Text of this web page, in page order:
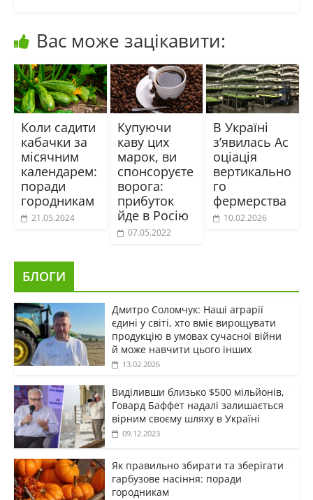
Вас може зацікавити:
Коли садити
кабачки за
місячним
календарем:
поради
городникам
21.05.2024
Купуючи
каву цих
марок, ви
спонсоруєте
ворога:
прибуток
йде в Росію
07.05.2022
В Україні
з’явилась Ас
оціація
вертикально
го
фермерства
10.02.2026
БЛОГИ
Дмитро Соломчук: Наші аграрії
єдині у світі, хто вміє вирощувати
продукцію в умовах сучасної війни
й може навчити цього інших
13.02.2026
Виділивши близько $500 мільйонів,
Говард Баффет надалі залишається
вірним своєму шляху в Україні
09.12.2023
Як правильно збирати та зберігати
гарбузове насіння: поради
городникам